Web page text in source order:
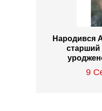
Народився
старший
9